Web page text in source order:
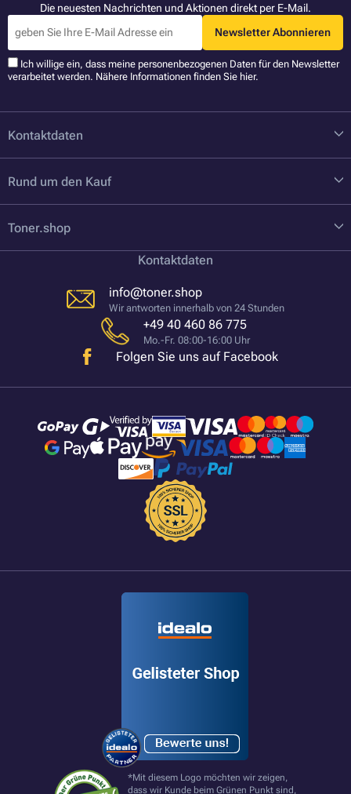
Die neuesten Nachrichten und Aktionen direkt per E-Mail.
Newsletter Abonnieren
Ich willige ein, dass meine personenbezogenen Daten für den Newsletter
verarbeitet werden. Nähere Informationen finden Sie hier.
Kontaktdaten
Rund um den Kauf
Toner.shop
Kontaktdaten
info@toner.shop
Wir antworten innerhalb von 24 Stunden
+49 40 460 86 775
Mo.-Fr. 08:00-16:00 Uhr
Folgen Sie uns auf Facebook
*Mit diesem Logo möchten wir zeigen,
dass wir Kunde beim Grünen Punkt sind,